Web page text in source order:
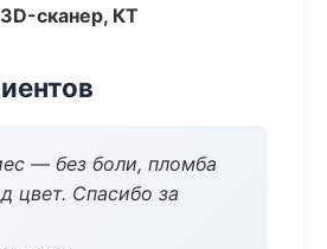
сканер, КТ
— без боли, пломба
цвет. Спасибо за